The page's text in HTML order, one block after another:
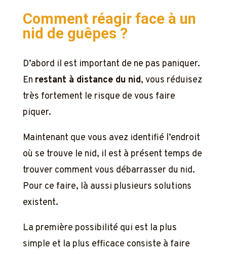
Comment réagir face à un
nid de guêpes ?
D’abord il est important de ne pas paniquer.
En restant à distance du nid, vous réduisez
très fortement le risque de vous faire
piquer.
Maintenant que vous avez identifié l’endroit
où se trouve le nid, il est à présent temps de
trouver comment vous débarrasser du nid.
Pour ce faire, là aussi plusieurs solutions
existent.
La première possibilité qui est la plus
simple et la plus efficace consiste à faire